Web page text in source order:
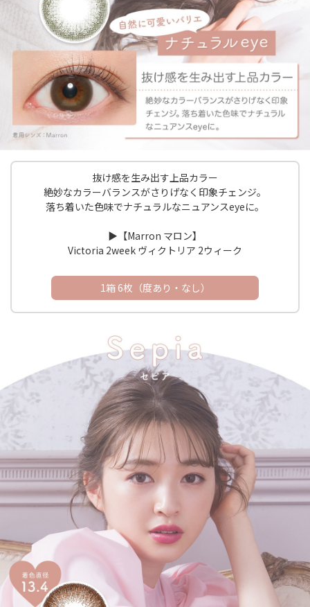
抜け感を生み出す上品カラー
絶妙なカラーバランスがさりげなく印象チェンジ。
落ち着いた色味でナチュラルなニュアンスeyeに。
▶︎【Marron マロン】
Victoria 2week ヴィクトリア 2ウィーク
1箱 6枚（度あり・なし）